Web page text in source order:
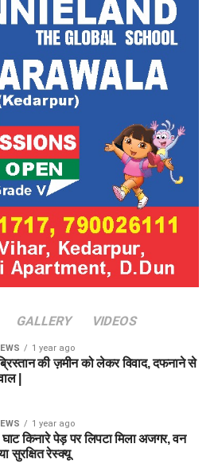
GALLERY VIDEOS
1 year ago
की ज़मीन को लेकर विवाद, दफनाने से
|
1 year ago
घाट किनारे पेड़ पर लिपटा मिला अजगर, वन
सुरक्षित रेस्क्यू